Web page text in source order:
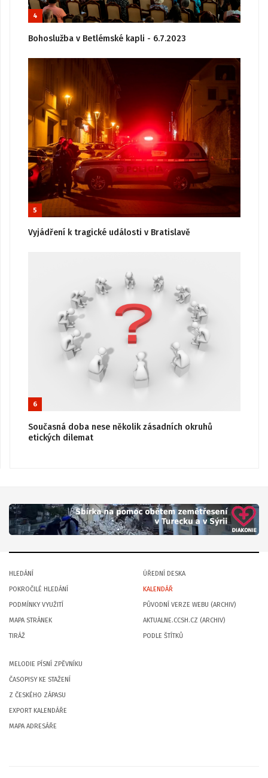
4
Bohoslužba v Betlémské kapli - 6.7.2023
5
Vyjádření k tragické události v Bratislavě
6
Současná doba nese několik zásadních okruhů
etických dilemat
HLEDÁNÍ
POKROČILÉ HLEDÁNÍ
PODMÍNKY VYUŽITÍ
MAPA STRÁNEK
TIRÁŽ
ÚŘEDNÍ DESKA
KALENDÁŘ
PŮVODNÍ VERZE WEBU (ARCHIV)
AKTUALNE.CCSH.CZ (ARCHIV)
PODLE ŠTÍTKŮ
MELODIE PÍSNÍ ZPĚVNÍKU
ČASOPISY KE STAŽENÍ
Z ČESKÉHO ZÁPASU
EXPORT KALENDÁŘE
MAPA ADRESÁŘE